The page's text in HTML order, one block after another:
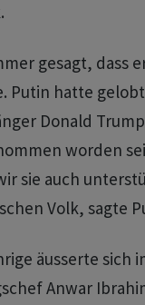
gesagt, dass
Putin hatte
Donald
worden
sie auch
Volk, sagte
äusserte sich
Anwar